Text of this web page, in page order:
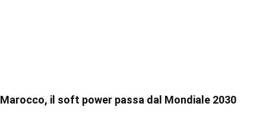
Marocco, il soft power passa dal Mondiale 2030